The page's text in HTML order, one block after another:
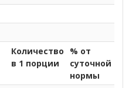
Количество
в 1 порции
% от
суточной
нормы